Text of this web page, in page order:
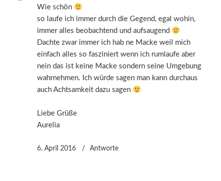
Wie schön
so laufe ich immer durch die Gegend, egal wohin,
immer alles beobachtend und aufsaugend
Dachte zwar immer ich hab ne Macke weil mich
einfach alles so fasziniert wenn ich rumlaufe aber
nein das ist keine Macke sondern seine Umgebung
wahrnehmen. Ich würde sagen man kann durchaus
auch Achtsamkeit dazu sagen
Liebe Grüße
Aurelia
6. April 2016 Antworte